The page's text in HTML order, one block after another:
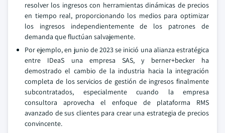
resolver los ingresos con herramientas dinámicas de precios
en tiempo real, proporcionando los medios para optimizar
los ingresos independientemente de los patrones de
demanda que fluctúan salvajemente.
Por ejemplo, en junio de 2023 se inició una alianza estratégica
entre IDeaS una empresa SAS, y berner+becker ha
demostrado el cambio de la industria hacia la integración
completa de los servicios de gestión de ingresos finalmente
subcontratados, especialmente cuando la empresa
consultora aprovecha el enfoque de plataforma RMS
avanzado de sus clientes para crear una estrategia de precios
convincente.